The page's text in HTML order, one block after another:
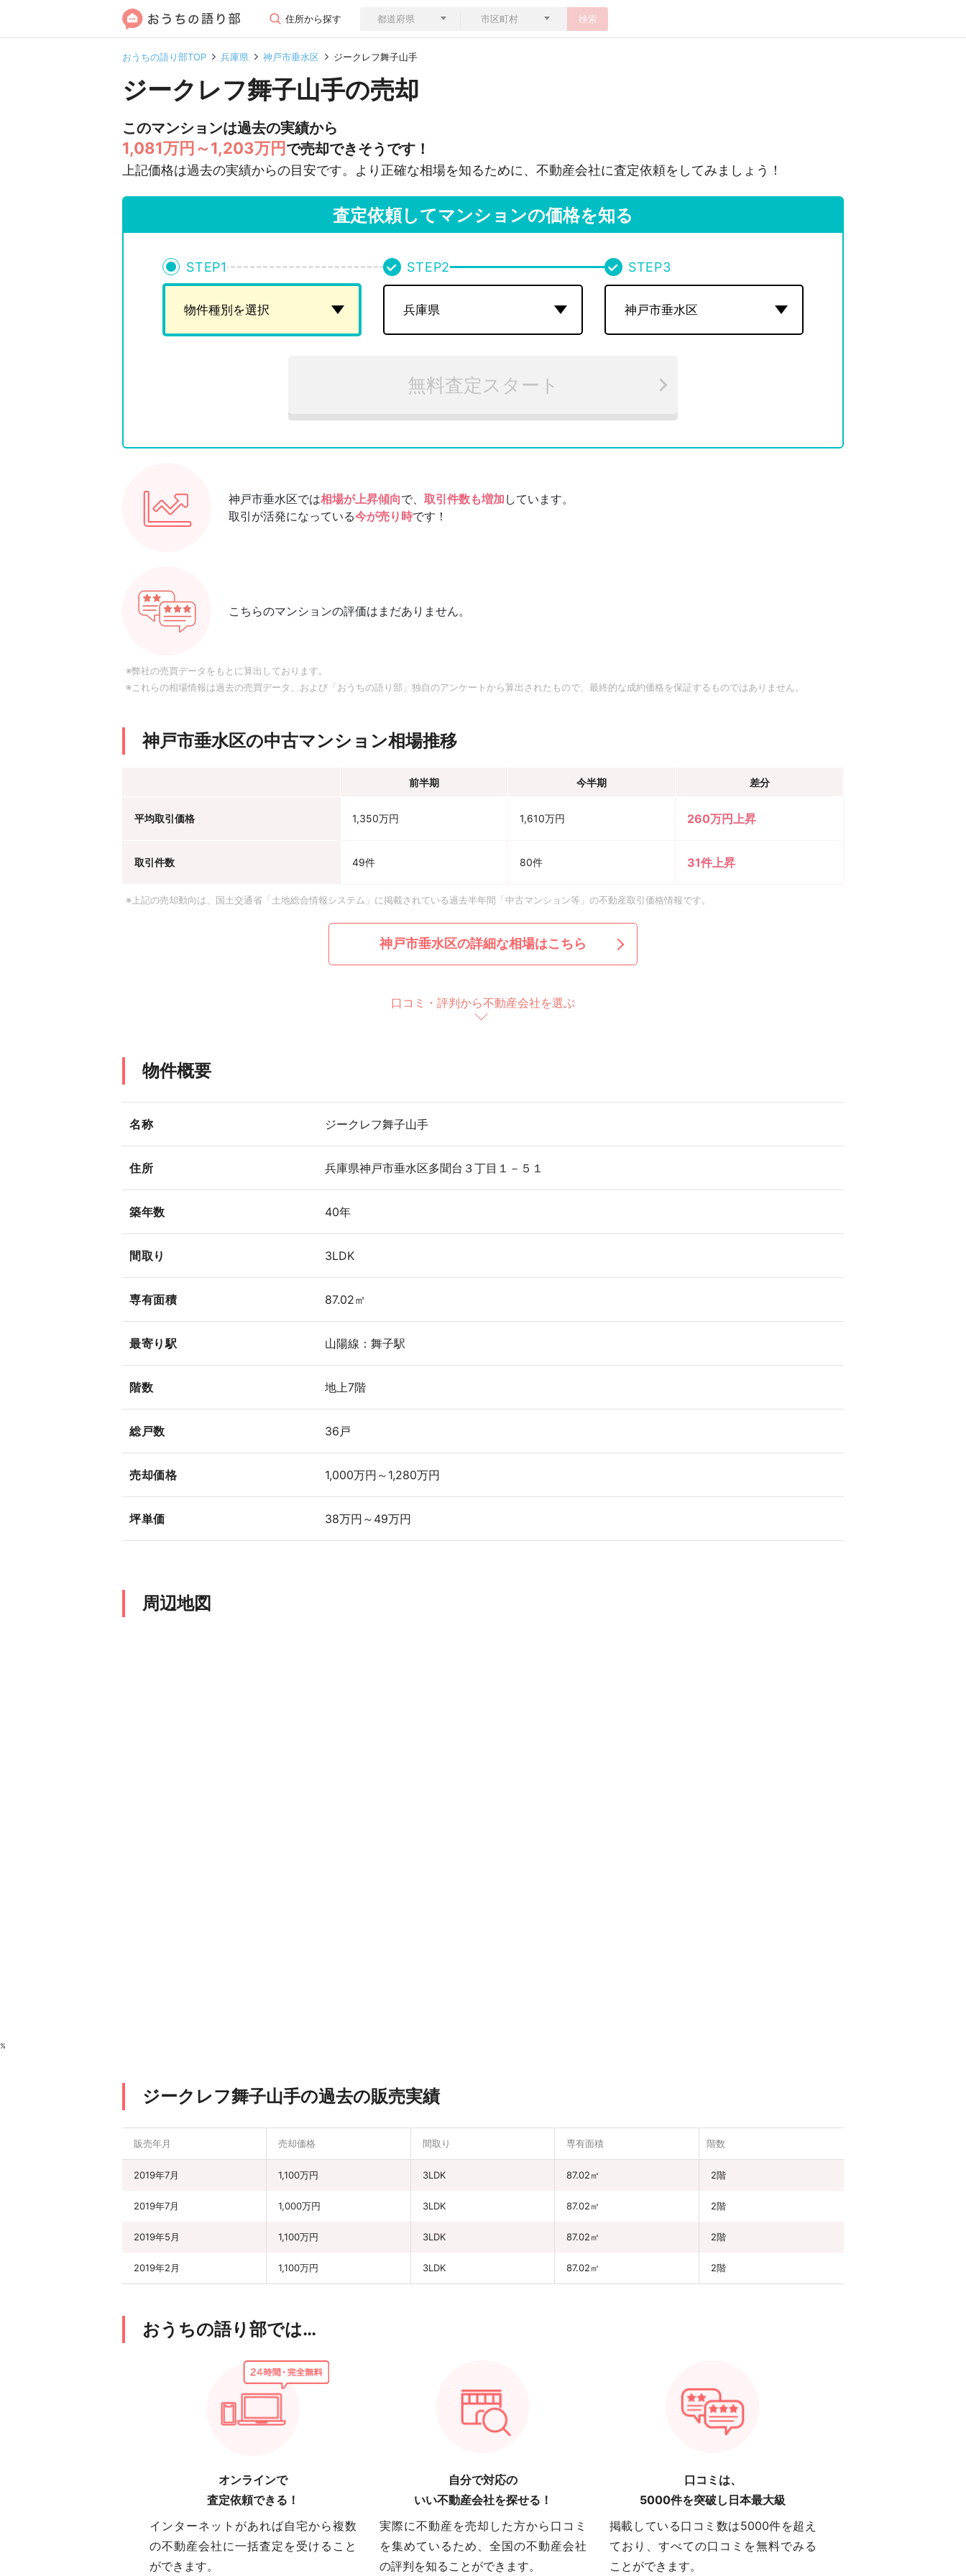
住所から探す 検索
おうちの語り部TOP 兵庫県 神戸市垂水区 ジークレフ舞子山手
ジークレフ舞子山手の売却
このマンションは過去の実績から
1,081万円～1,203万円 で売却できそうです！
上記価格は過去の実績からの目安です。より正確な相場を知るために、不動産会社に査定依頼をしてみましょう！
査定依頼してマンションの価格を知る
STEP1 STEP2 STEP3
無料査定スタート
神戸市垂水区では相場が上昇傾向で、 取引件数も増加 しています。
取引が活発になっている今が売り時です！
こちらのマンションの評価はまだありません。
※弊社の売買データをもとに算出しております。
※これらの相場情報は過去の売買データ、および「おうちの語り部」独自のアンケートから算出されたもので、最終的な成約価格を保証するものではありません。
神戸市垂水区の中古マンション相場推移
前半期 今半期 差分
平均取引価格 1,350万円 1,610万円 260万円上昇
取引件数 49件 80件 31件上昇
※上記の売却動向は、国土交通省「土地総合情報システム」に掲載されている過去半年間「中古マンション等」の不動産取引価格情報です。
神戸市垂水区の詳細な相場はこちら
口コミ・評判から不動産会社を選ぶ
物件概要
名称 ジークレフ舞子山手
住所 兵庫県神戸市垂水区多聞台３丁目１－５１
築年数 40年
間取り 3LDK
専有面積 87.02㎡
最寄り駅 山陽線：舞子駅
階数 地上7階
総戸数 36戸
売却価格 1,000万円～1,280万円
坪単価 38万円～49万円
周辺地図
%
ジークレフ舞子山手の過去の販売実績
販売年月 売却価格 間取り 専有面積 階数
2019年7月 1,100万円 3LDK 87.02㎡ 2階
2019年7月 1,000万円 3LDK 87.02㎡ 2階
2019年5月 1,100万円 3LDK 87.02㎡ 2階
2019年2月 1,100万円 3LDK 87.02㎡ 2階
おうちの語り部では…
オンラインで
査定依頼できる！
インターネットがあれば自宅から複数
の不動産会社に一括査定を受けること
ができます。
自分で対応の
いい不動産会社を探せる！
実際に不動産を売却した方から口コミ
を集めているため、全国の不動産会社
の評判を知ることができます。
口コミは、
5000件を突破し日本最大級
掲載している口コミ数は5000件を超え
ており、すべての口コミを無料でみる
ことができます。